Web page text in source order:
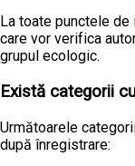
La toate punctele
care vor verifica
grupul ecologic.
Există categorii
Următoarele
după înregistrare: